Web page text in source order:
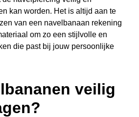
kan worden. Het is altijd aan te
van een navelbanaan rekening
om zo een stijlvolle en
die past bij jouw persoonlijke
veilig